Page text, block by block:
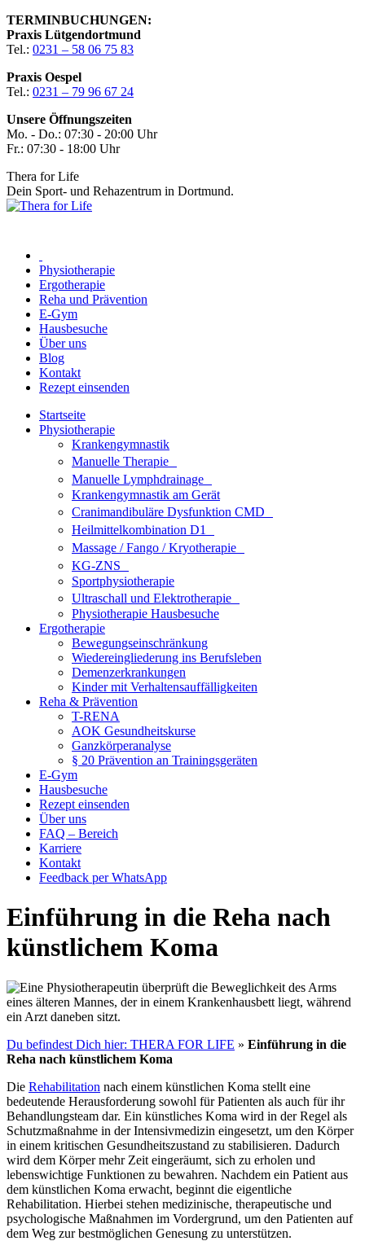
Zum
Inhalt
springen
TERMINBUCHUNGEN:
Praxis Lütgendortmund
Tel.: 0231 – 58 06 75 83
Praxis Oespel
Tel.: 0231 – 79 96 67 24
Unsere Öffnungszeiten
Mo. - Do.: 07:30 - 20:00 Uhr
Fr.: 07:30 - 18:00 Uhr
Thera for Life
Dein Sport- und Rehazentrum in Dortmund.
Physiotherapie
Ergotherapie
Reha und Prävention
E-Gym
Hausbesuche
Über uns
Blog
Kontakt
Rezept einsenden
Startseite
Physiotherapie
Krankengymnastik
Manuelle Therapie
Manuelle Lymphdrainage
Krankengymnastik am Gerät
Cranimandibuläre Dysfunktion CMD
Heilmittelkombination D1
Massage / Fango / Kryotherapie
KG-ZNS
Sportphysiotherapie
Ultraschall und Elektrotherapie
Physiotherapie Hausbesuche
Ergotherapie
Bewegungseinschränkung
Wiedereingliederung ins Berufsleben
Demenzerkrankungen
Kinder mit Verhaltensauffälligkeiten
Reha & Prävention
T-RENA
AOK Gesundheitskurse
Ganzkörperanalyse
§ 20 Prävention an Trainingsgeräten
E-Gym
Hausbesuche
Rezept einsenden
Über uns
FAQ – Bereich
Karriere
Kontakt
Feedback per WhatsApp
Einführung in die Reha nach
künstlichem Koma
Du befindest Dich hier: THERA FOR LIFE » Einführung in die
Reha nach künstlichem Koma
Die Rehabilitation nach einem künstlichen Koma stellt eine
bedeutende Herausforderung sowohl für Patienten als auch für ihr
Behandlungsteam dar. Ein künstliches Koma wird in der Regel als
Schutzmaßnahme in der Intensivmedizin eingesetzt, um den Körper
in einem kritischen Gesundheitszustand zu stabilisieren. Dadurch
wird dem Körper mehr Zeit eingeräumt, sich zu erholen und
lebenswichtige Funktionen zu bewahren. Nachdem ein Patient aus
dem künstlichen Koma erwacht, beginnt die eigentliche
Rehabilitation. Hierbei stehen medizinische, therapeutische und
psychologische Maßnahmen im Vordergrund, um den Patienten auf
dem Weg zur bestmöglichen Genesung zu unterstützen.